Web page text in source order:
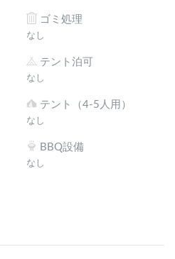
ゴミ処理
なし
テント泊可
なし
テント（4-5人用）
なし
BBQ設備
なし